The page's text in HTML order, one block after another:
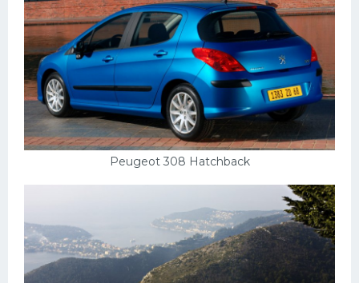
Peugeot 308 Hatchback
Лексус
Дэу
Скания
Форд
Черри
Хавал
Инфинити
ЛУАЗ